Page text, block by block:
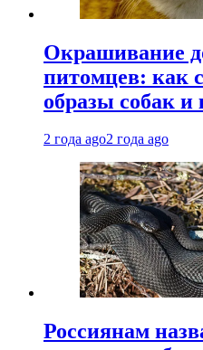
Окрашивание
питомцев: как
образы собак и
2 года ago2 года ago
Россиянам